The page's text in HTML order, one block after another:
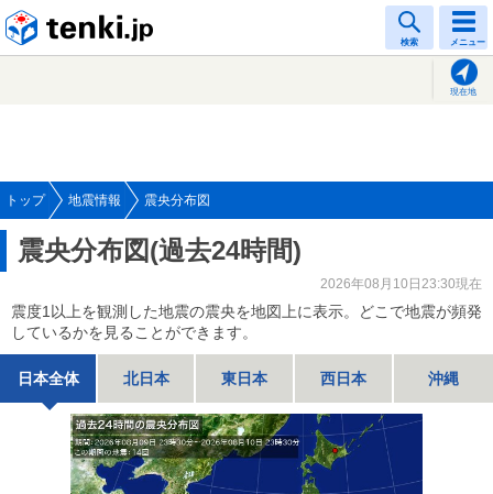
検索 メニュー
現在地
トップ 地震情報 震央分布図
震央分布図(過去24時間)
2026年08月10日23:30現在
震度1以上を観測した地震の震央を地図上に表示。どこで地震が頻発
しているかを見ることができます。
日本全体 北日本 東日本 西日本 沖縄